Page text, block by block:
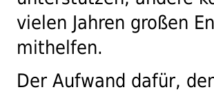
vielen Jahren großen
mithelfen.
Der Aufwand dafür,